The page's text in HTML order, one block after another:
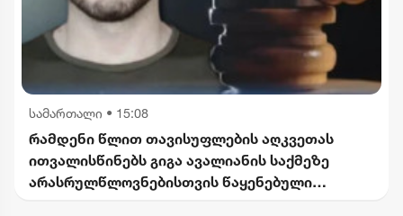
სამართალი • 15:08
რამდენი წლით თავისუფლების აღკვეთას
ითვალისწინებს გიგა ავალიანის საქმეზე
არასრულწლოვნებისთვის წაყენებული